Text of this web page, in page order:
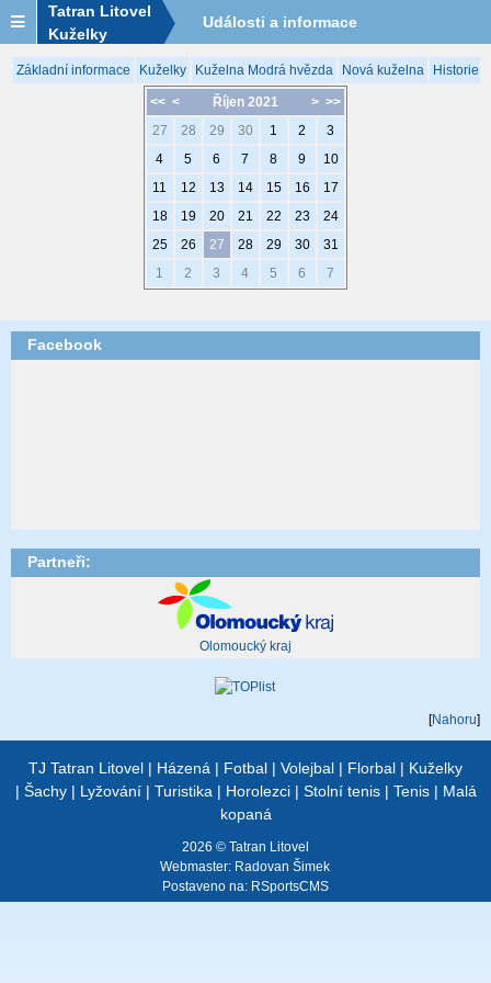
Tatran Litovel
Kuželky
Události a informace
Základní informace Kuželky Kuželna Modrá hvězda Nová kuželna Historie
<< < > >>
Říjen 2021
27
28 29 30 1 2
3
4
5 6 7 8 9
10
11
12 13 14 15 16
17
18
19 20 21 22 23
24
25
26 27 28 29 30
31
1
2 3 4 5 6 7
Facebook
Partneři:
Olomoucký kraj
[Nahoru]
TJ Tatran Litovel | Házená | Fotbal | Volejbal | Florbal | Kuželky
| Šachy| Lyžování| Turistika | Horolezci| Stolní tenis| Tenis| Malá
kopaná
2026 © Tatran Litovel
Webmaster: Radovan Šimek
Postaveno na: RSportsCMS